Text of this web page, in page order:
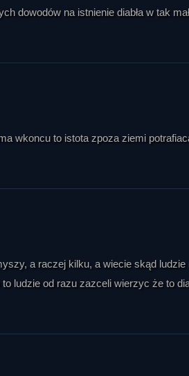
dowodów na istnienie diabła w tak
wkoncu to istota zpoza ziemi
a raczej kilku, a wiecie skąd ludzie
ludzie od razu zazceli wierzyc że to